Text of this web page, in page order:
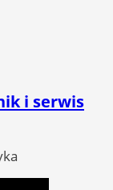
i serwis